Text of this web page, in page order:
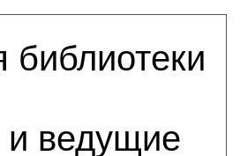
библиотеки
ведущие